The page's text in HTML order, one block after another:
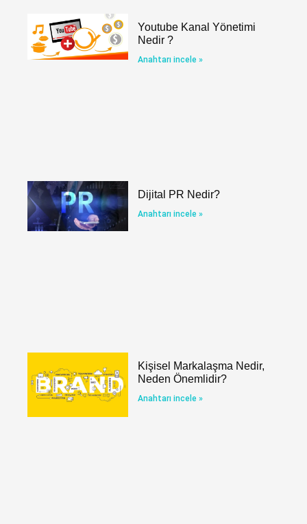
Youtube Kanal Yönetimi
Nedir ?
Anahtarı incele »
Dijital PR Nedir?
Anahtarı incele »
Kişisel Markalaşma Nedir,
Neden Önemlidir?
Anahtarı incele »